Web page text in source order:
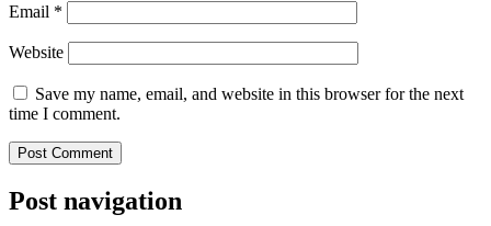
Email *
Website
Save my name, email, and website in this browser for the next
time I comment.
Post navigation